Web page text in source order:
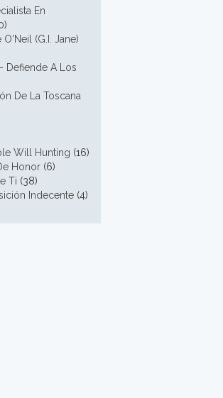
En
O'Neil (G.I. Jane)
Defiende A Los
De La Toscana
Will Hunting (16)
Honor (6)
Ti (38)
Indecente (4)